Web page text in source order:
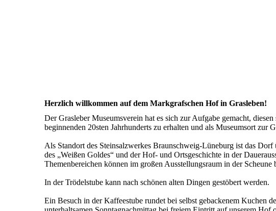
Herzlich willkommen auf dem Markgrafschen Hof in Grasleben!
Der Grasleber Museumsverein hat es sich zur Aufgabe gemacht,
beginnenden 20sten Jahrhunderts zu erhalten und als Museumsort zur
Als Standort des Steinsalzwerkes Braunschweig-Lüneburg ist das
des „Weißen Goldes“ und der Hof- und Ortsgeschichte in der
Themenbereichen können im großen Ausstellungsraum in der Scheune
In der Trödelstube kann nach schönen alten Dingen gestöbert werden.
Ein Besuch in der Kaffeestube rundet bei selbst gebackenem Kuchen